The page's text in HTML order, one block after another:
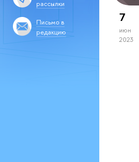
рассылки
Письмо в
редакцию
7
июн
2023